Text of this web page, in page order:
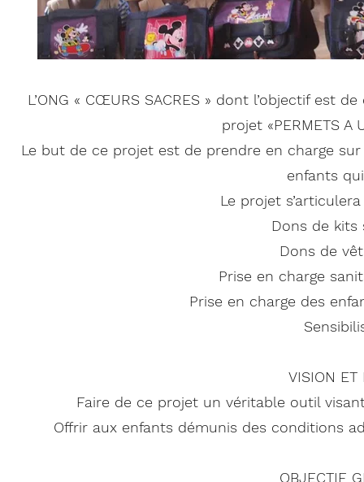
L’ONG « CŒURS SACRES » dont l’objectif est
projet «PERMETS A
Le but de ce projet est de prendre en charge
enfants
Le projet
Dons de kits
Dons de
Prise en charge
Prise en charge des
VISION ET
Faire de ce projet un véritable outil
Offrir aux enfants démunis des conditions
OBJECTIF